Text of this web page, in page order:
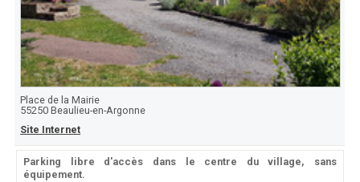
Place de la Mairie
55250Beaulieu-en-Argonne
Site Internet
Parking libre d'accès dans le centre du village, sans
équipement.